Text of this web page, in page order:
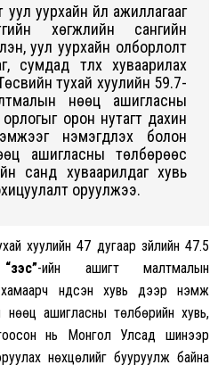
уурхайн үйл ажиллагааг
хөгжлийн сангийн
уул уурхайн олборлолт
сумдад түлхүүхуваарилах
тухай хуулийн 59.7-
нөөц ашигласны
орон нутагт дахин
нэмэгдүүлэх болон
ашигласны төлбөрөөс
санд хуваарилдаг хувь
оруулжээ.
хуулийн47 дугаар зүйлийн 47.5
“зэс”-ийн ашигт малтмалын
хамаарч үндсэн хувь дээр нэмж
ашигласны төлбөрийн хувь,
нь Монгол Улсад шинээр
нөхцөлийг бууруулж байна